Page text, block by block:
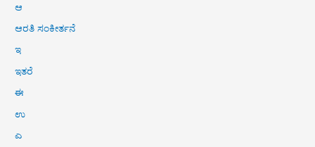
ಆ
ಆರತಿ ಸಂಕೀರ್ತನೆ
ಇ
ಇತರೆ
ಈ
ಉ
ಎ